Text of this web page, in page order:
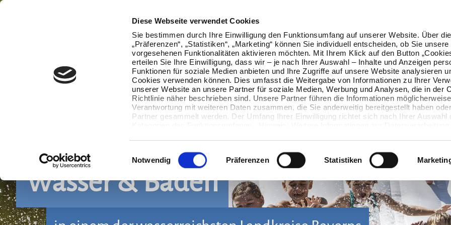
Diese Webseite verwendet Cookies
Sie bestimmen durch Ihre Einwilligung den Funktionsumfang auf unserer Website. Über
„Präferenzen“, „Statistiken“, „Marketing“ können Sie individuell entscheiden, ob Sie unsere
vorgesehenen Funktionalitäten aktivieren möchten. Mit Ihrem Klick auf den Button
erteilen Sie Ihre Einwilligung, dass wir – je nach Ihrer Auswahl – Inhalte und Anzeigen
Funktionen für soziale Medien anbieten und Ihre Zugriffe auf unsere Website analysieren
Cookies verwenden können. Dies umfasst die Weitergabe von Informationen zu Ihrer
unserer Website an unsere Partner für soziale Medien, Werbung und Analysen, die in der
Richtlinie näher beschrieben sind. Unsere Partner führen die Informationen
Verantwortung mit weiteren Daten zusammen, die Sie anderweitig bereitgestellt haben
Partner gesammelt werden. Der Umfang Ihrer Einwilligung richtet sich nach Ihrer Auswahl
Ihre Einwilligung jederzeit widerrufen, ohne dass hiervon die Zulässigkeit der vorherigen
Datenverarbeitung berührt wird.
Einwilligungsauswahl
Notwendig Präferenzen Statistiken
Wasser & Baden